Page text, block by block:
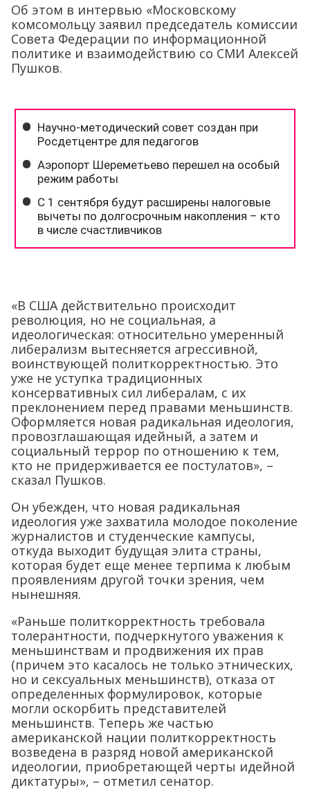
Об этом в интервью «Московскому
комсомольцу заявил председатель комиссии
Совета Федерации по информационной
политике и взаимодействию со СМИ Алексей
Пушков.
«В США действительно происходит
революция, но не социальная, а
идеологическая: относительно умеренный
либерализм вытесняется агрессивной,
воинствующей политкорректностью. Это
уже не уступка традиционных
консервативных сил либералам, с их
преклонением перед правами меньшинств.
Оформляется новая радикальная идеология,
провозглашающая идейный, а затем и
социальный террор по отношению к тем,
кто не придерживается ее постулатов», –
сказал Пушков.
Он убежден, что новая радикальная
идеология уже захватила молодое поколение
журналистов и студенческие кампусы,
откуда выходит будущая элита страны,
которая будет еще менее терпима к любым
проявлениям другой точки зрения, чем
нынешняя.
«Раньше политкорректность требовала
толерантности, подчеркнутого уважения к
меньшинствам и продвижения их прав
(причем это касалось не только этнических,
но и сексуальных меньшинств), отказа от
определенных формулировок, которые
могли оскорбить представителей
меньшинств. Теперь же частью
американской нации политкорректность
возведена в разряд новой американской
идеологии, приобретающей черты идейной
диктатуры», – отметил сенатор.